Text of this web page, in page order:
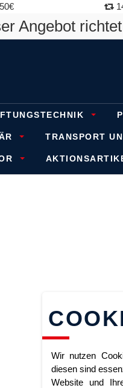
Angebot
TRANSPORT
Wir nutzen
diesen sind
Website und